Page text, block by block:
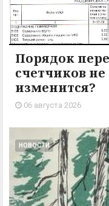
Порядок
счетчиков
изменится?
06 августа 2026
НОВОСТИ